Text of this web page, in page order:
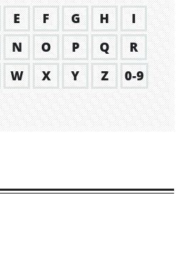
E F G H
I
N O P Q
R
W X Y Z
0-9